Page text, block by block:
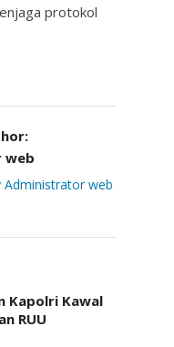
protokol
web
Administrator web
Kapolri Kawal
RUU